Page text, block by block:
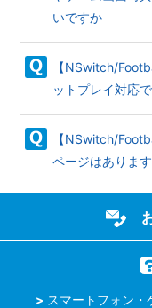
いですか
【NSwitch/
ットプレイ対応
【NSwitch/
ページはありま
スマートフォン・